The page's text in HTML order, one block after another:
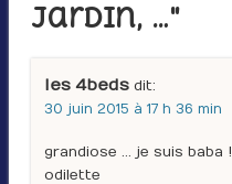
jardin, …"
les 4beds dit :
30 juin 2015 à 17 h 36 min
grandiose … je suis baba !
odilette